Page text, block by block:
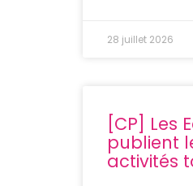
28 juillet 2026
[CP] Les
publient
activités